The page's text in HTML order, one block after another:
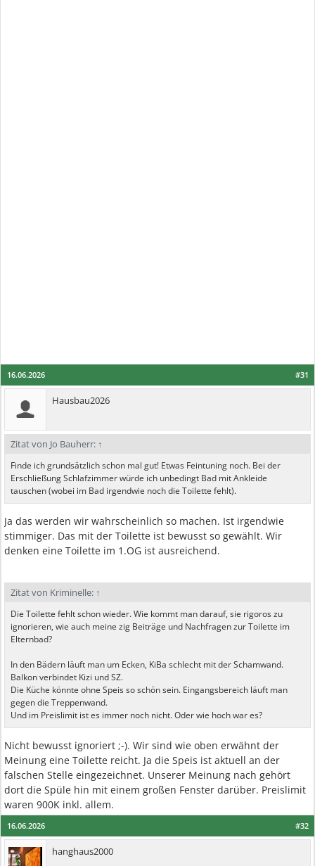
#31
16.06.2026
Hausbau2026
Zitat von Jo Bauherr: ↑
Finde ich grundsätzlich schon mal gut! Etwas Feintuning noch. Bei der
Erschließung Schlafzimmer würde ich unbedingt Bad mit Ankleide
tauschen (wobei im Bad irgendwie noch die Toilette fehlt).
Ja das werden wir wahrscheinlich so machen. Ist irgendwie
stimmiger. Das mit der Toilette ist bewusst so gewählt. Wir
denken eine Toilette im 1.OG ist ausreichend.
Zitat von Kriminelle: ↑
Die Toilette fehlt schon wieder. Wie kommt man darauf, sie rigoros zu
ignorieren, wie auch meine zig Beiträge und Nachfragen zur Toilette im
Elternbad?
In den Bädern läuft man um Ecken, KiBa schlecht mit der Schamwand.
Balkon verbindet Kizi und SZ.
Die Küche könnte ohne Speis so schön sein. Eingangsbereich läuft man
gegen die Treppenwand.
Und im Preislimit ist es immer noch nicht. Oder wie hoch war es?
Nicht bewusst ignoriert ;-). Wir sind wie oben erwähnt der
Meinung eine Toilette reicht. Ja die Speis ist aktuell an der
falschen Stelle eingezeichnet. Unserer Meinung nach gehört
dort die Spüle hin mit einem großen Fenster darüber. Preislimit
waren 900K inkl. allem.
#32
16.06.2026
hanghaus2000